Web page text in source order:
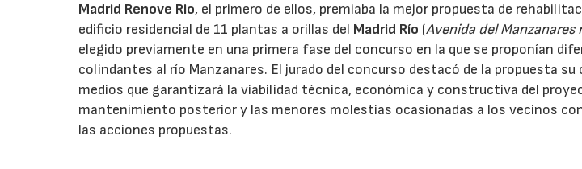
Madrid Renove Rio, el primero de ellos, premiaba la mejor propuesta de
edificio residencial de 11 plantas a orillas del Madrid Río (Avenida del Manzanares
elegido previamente en una primera fase del concurso en la que se proponían
colindantes al río Manzanares. El jurado del concurso destacó de la propuesta
medios que garantizará la viabilidad técnica, económica y constructiva del
mantenimiento posterior y las menores molestias ocasionadas a los vecinos
las acciones propuestas.